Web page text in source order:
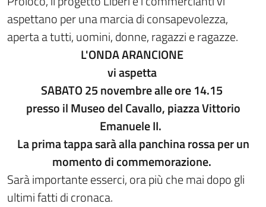
aspettano per una marcia di consapevolezza,
aperta a tutti, uomini, donne, ragazzi e ragazze.
L'ONDA ARANCIONE
vi aspetta
SABATO 25 novembre alle ore 14.15
presso il Museo del Cavallo, piazza Vittorio
Emanuele II.
La prima tappa sarà alla panchina rossa per un
momento di commemorazione.
Sarà importante esserci, ora più che mai dopo gli
ultimi fatti di cronaca.